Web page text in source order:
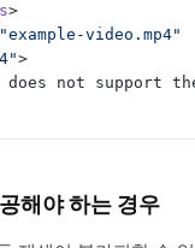
>
"example-video.mp4"
>
does not support
해야 하는 경우